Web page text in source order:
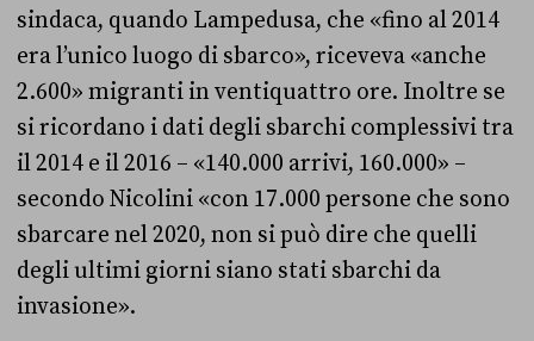
sindaca, quando Lampedusa, che «fino al 2014
era l’unico luogo di sbarco», riceveva «anche
2.600» migranti in ventiquattro ore. Inoltre se
si ricordano i dati degli sbarchi complessivi tra
il 2014 e il 2016 – «140.000 arrivi, 160.000» –
secondo Nicolini «con 17.000 persone che sono
sbarcare nel 2020, non si può dire che quelli
degli ultimi giorni siano stati sbarchi da
invasione».